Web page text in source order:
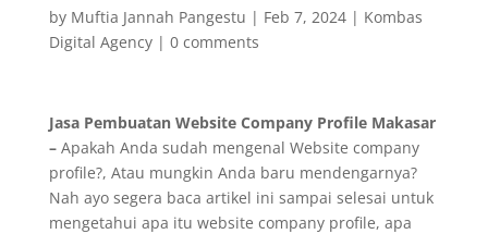
by Muftia Jannah Pangestu | Feb 7, 2024| Kombas
Digital Agency| 0 comments
Jasa Pembuatan Website Company Profile Makasar
– Apakah Anda sudah mengenal Website company
profile?, Atau mungkin Anda baru mendengarnya?
Nah ayo segera baca artikel ini sampai selesai untuk
mengetahui apa itu website company profile, apa